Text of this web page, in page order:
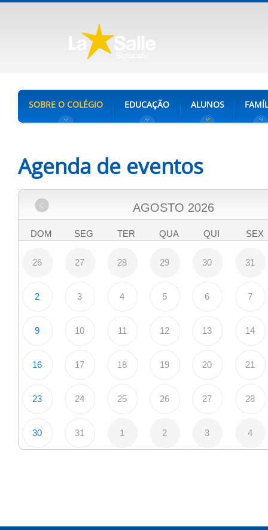
SOBRE O COLÉGIO EDUCAÇÃO ALUNOS
Agenda de eventos
AGOSTO 2026
DOM SEG TER QUA QUI SEX
26 27 28 29 30 31
2 3 4 5 6 7
9 10 11 12 13 14
16 17 18 19 20 21
23 24 25 26 27 28
30 31 1 2 3 4